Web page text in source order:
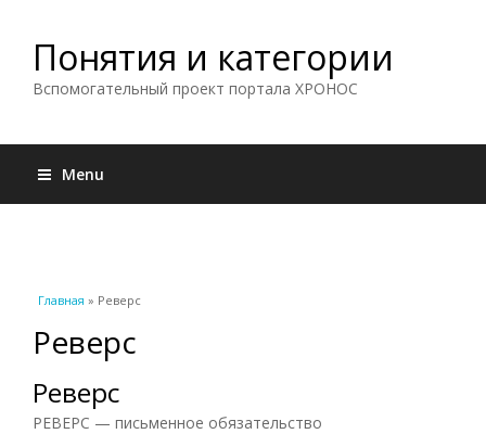
Понятия и категории
Вспомогательный проект портала ХРОНОС
Menu
Вы здесь
Главная » Реверс
Реверс
Реверс
РЕВЕРС — письменное обязательство